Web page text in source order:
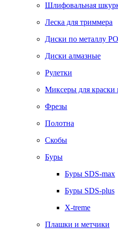
Шлифовальная
Леска для триммера
Диски по металлу
Диски алмазные
Рулетки
Миксеры для краски
Фрезы
Полотна
Скобы
Буры
Буры SDS-max
Буры SDS-plus
X-treme
Плашки и метчики